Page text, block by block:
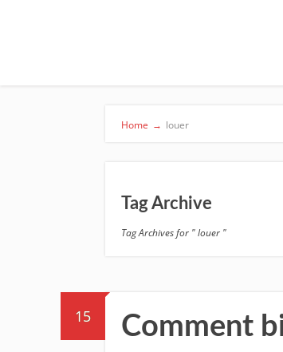
Home → louer
Tag Archive
Tag Archives for " louer "
15 Comment